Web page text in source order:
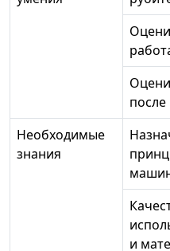
после
Необходимые
знания
и